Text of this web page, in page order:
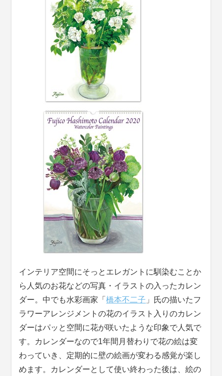
インテリア空間にそっとエレガントに馴染むことか
ら人気のお花などの写真・イラストの入ったカレン
ダー。中でも水彩画家「橋本不二子 」氏の描いたフ
ラワーアレンジメントの花のイラスト入りのカレン
ダーはパッと空間に花が咲いたような印象で人気で
す。カレンダーなので1年間月替わりで花の絵は変
わっていき、定期的に壁の絵画が変わる感覚が楽し
めます。カレンダーとして使い終わった後は、絵の